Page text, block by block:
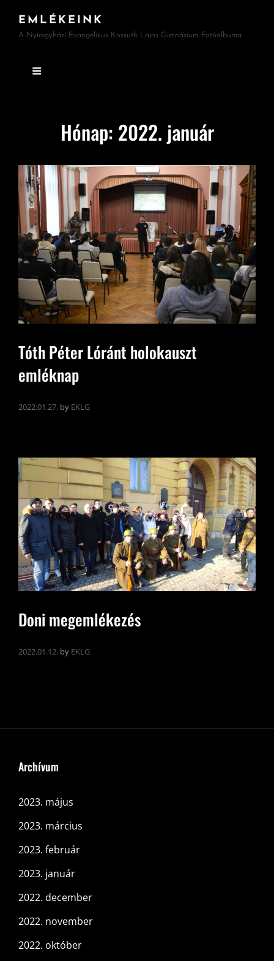
EMLÉKEINK
A Nyíregyházi Evangélikus Kossuth Lajos Gimnázium Fotóalbuma
Hónap: 2022. január
Tóth Péter Lóránt holokauszt
emléknap
2022.01.27. by EKLG
Doni megemlékezés
2022.01.12. by EKLG
Archívum
2023. május
2023. március
2023. február
2023. január
2022. december
2022. november
2022. október